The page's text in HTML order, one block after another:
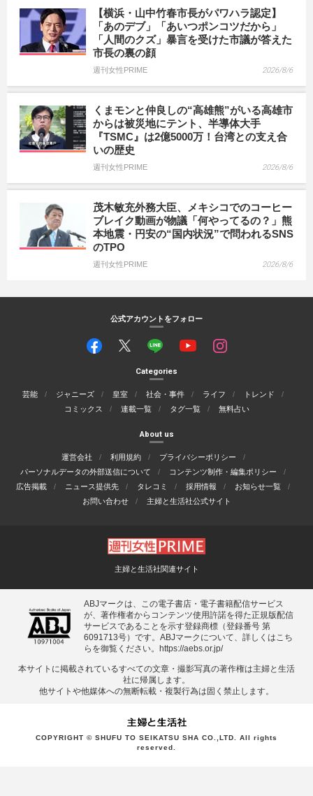
【横浜・山中竹春市長がパワハラ認定】
「あのデブ」「あいつポンコツだから」
「人間のクズ」暴言を受けた市議が答えた
市長の裏の顔
週刊女性PRIME 2026/8/6
くまモンと仲良しの“高雄熊”がいる高雄市
からは被災地にテント、半導体大手
『TSMC』は2億5000万！台湾との支え合
いの歴史
週刊女性PRIME 2026/8/6
茂木敏充外務大臣、メキシコでのコーヒー
ブレイク動画が物議「何やってるの？」熊
本地震・円安の“国内状況”で問われるSNS
のTPO
週刊女性PRIME 2026/8/6
公式アカウントをフォロー
Categories
芸能 ジャニーズ 皇室 社会・事件 ライフ
トレンド
コミックス
連載一覧 タグ一覧 無料占い
About us
運営会社 利用規約
プライバシーポリシー
パーソナルデータの外部送信について
コンテンツ制作・編集ポリシー
広告掲載
ニュース提供先 タレコミ 採用情報
お知らせ一覧
お問い合わせ
主婦と生活社公式サイト
主婦と生活社関連サイト
ABJマークは、この電子書店・電子書籍配信サービス
が、著作権者からコンテンツ使用許諾を得た正規版配信
サービスであることを示す登録商標（登録番号 第
6091713号）です。ABJマークについて、詳しくはこち
らを御覧ください。
https://aebs.or.jp/
本サイトに掲載されているすべての⽂章・撮影写真の著作権は主婦と⽣活
社に帰属します。
他サイトや他媒体への無断転載・複製⾏為は固く禁⽌します。
COPYRIGHT © SHUFU TO SEIKATSU SHA CO.,LTD. All rights
reserved.